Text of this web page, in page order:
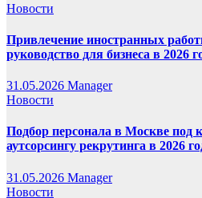
Новости
Привлечение иностранных
руководство для бизнеса в 2026
31.05.2026 Manager
Новости
Подбор персонала в Москве под
аутсорсингу рекрутинга в 2026
31.05.2026 Manager
Новости